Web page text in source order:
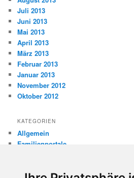
Juli 2013
Juni 2013
Mai 2013
April 2013
März 2013
Februar 2013
Januar 2013
November 2012
Oktober 2012
KATEGORIEN
Allgemein
Familienportale
Internetsicherheit